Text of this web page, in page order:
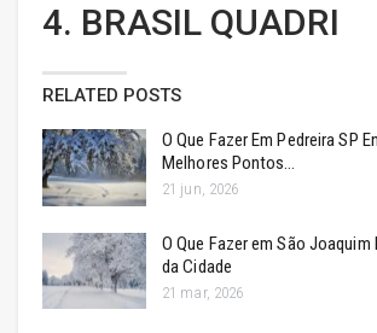
4. BRASIL QUADRI
RELATED POSTS
O Que Fazer Em Pedreira SP
Melhores Pontos…
21 jun, 2026
O Que Fazer em São
da Cidade
21 mar, 2026